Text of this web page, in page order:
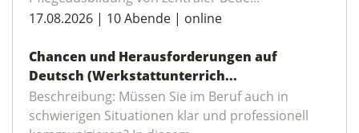
17.08.2026 | 10 Abende | online
Chancen und Herausforderungen auf
Deutsch (Werkstattunterrich...
Beschreibung: Müssen Sie im Beruf auch in
schwierigen Situationen klar und professionell